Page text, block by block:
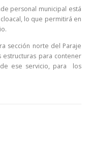
personal municipal está
lo que permitirá en
sección norte del Paraje
para contener
ese servicio, para los